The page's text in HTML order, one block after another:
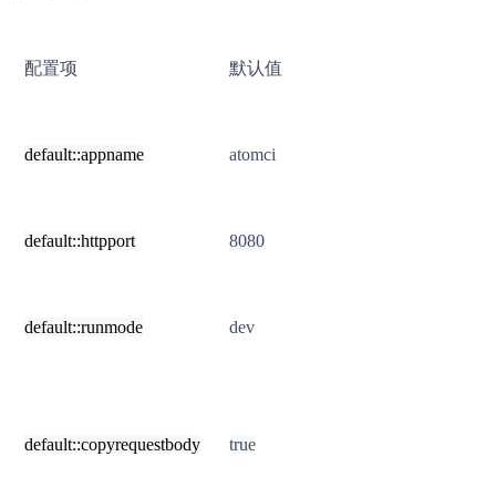
配置项 默认值
default::appname atomci
default::httpport 8080
default::runmode dev
default::copyrequestbody true